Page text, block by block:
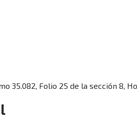
35.082, Folio 25 de la sección 8,